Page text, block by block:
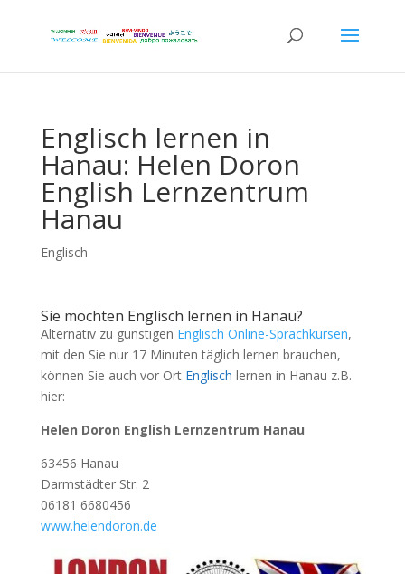
Englisch lernen in
Hanau: Helen Doron
English Lernzentrum
Hanau
Englisch
Sie möchten Englisch lernen in Hanau?
Alternativ zu günstigen Englisch Online-Sprachkursen,
mit den Sie nur 17 Minuten täglich lernen brauchen,
können Sie auch vor Ort Englisch lernen in Hanau z.B.
hier:
Helen Doron English Lernzentrum Hanau
63456 Hanau
Darmstädter Str. 2
06181 6680456
www.helendoron.de